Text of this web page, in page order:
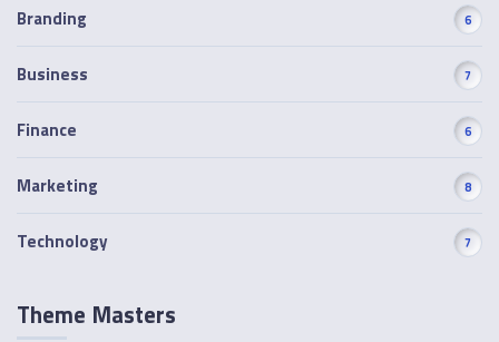
Branding 6
Business 7
Finance 6
Marketing 8
Technology 7
Theme Masters